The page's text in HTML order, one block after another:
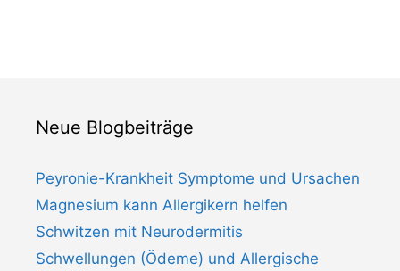
Neue Blogbeiträge
Peyronie-Krankheit Symptome und Ursachen
Magnesium kann Allergikern helfen
Schwitzen mit Neurodermitis
Schwellungen (Ödeme) und Allergische